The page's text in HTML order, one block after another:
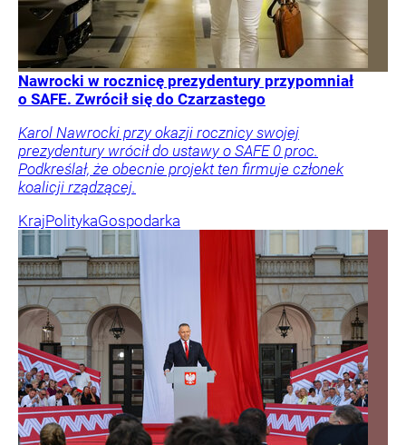
Nawrocki w rocznicę prezydentury przypomniał
o SAFE. Zwrócił się do Czarzastego
Karol Nawrocki przy okazji rocznicy swojej
prezydentury wrócił do ustawy o SAFE 0 proc.
Podkreślał, że obecnie projekt ten firmuje członek
koalicji rządzącej.
KrajPolitykaGospodarka